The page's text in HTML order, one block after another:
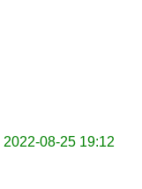
2022-08-25 19:12